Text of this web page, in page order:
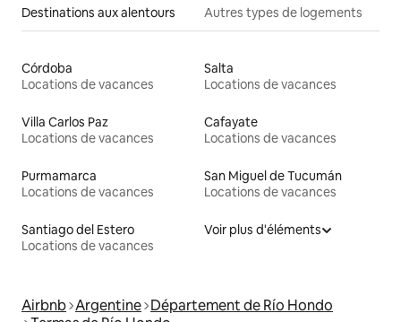
Destinations aux alentours Autres types de logements
Córdoba
Locations de vacances
Salta
Locations de vacances
Villa Carlos Paz
Locations de vacances
Cafayate
Locations de vacances
Purmamarca
Locations de vacances
San Miguel de Tucumán
Locations de vacances
Santiago del Estero
Locations de vacances
Voir plus d'éléments
Airbnb Argentine Département de Río Hondo